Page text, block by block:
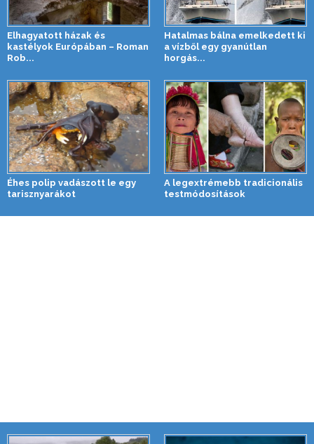
Elhagyatott házak és
kastélyok Európában – Roman
Rob...
Hatalmas bálna emelkedett ki
a vízből egy gyanútlan
horgás...
Éhes polip vadászott le egy
tarisznyarákot
A legextrémebb tradicionális
testmódosítások